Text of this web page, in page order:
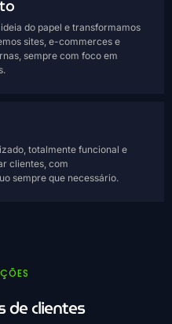
do papel e transformamos
sites, e-commerces e
sempre com foco em
totalmente funcional e
clientes, com
sempre que necessário.
de clientes